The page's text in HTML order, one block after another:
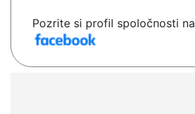
Pozrite si profil spoločnosti na